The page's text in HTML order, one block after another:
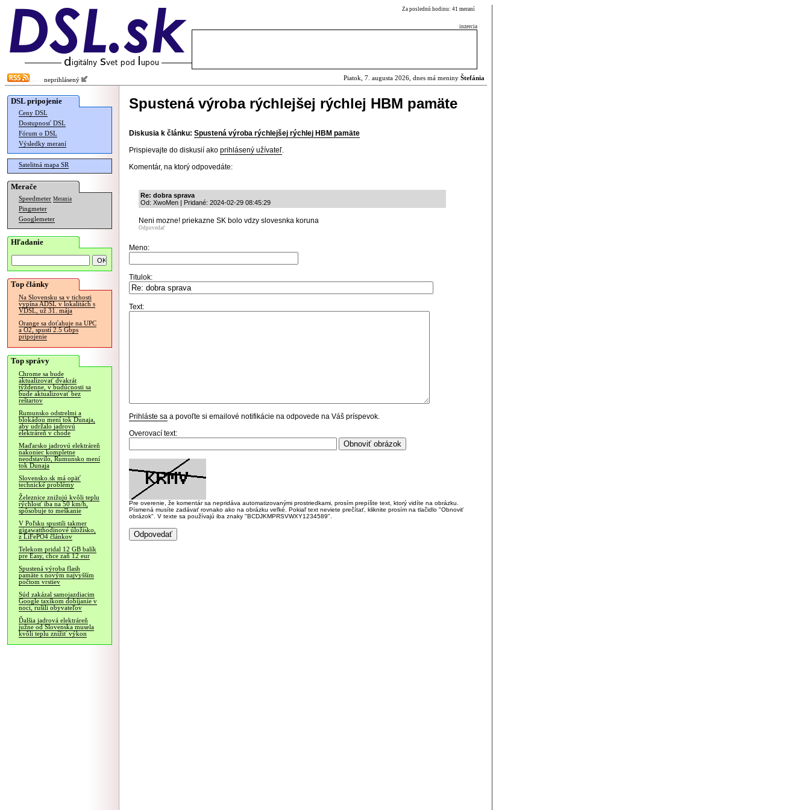
Za poslednú hodinu: 41 meraní
inzercia
neprihlásený Piatok, 7. augusta 2026, dnes má meniny Štefánia
DSL pripojenie
Ceny DSL
Dostupnosť DSL
Fórum o DSL
Výsledky meraní
Satelitná mapa SR
Merače
Speedmeter Merania
Pingmeter
Googlemeter
Hľadanie
Top články
Na Slovensku sa v tichosti
vypína ADSL v lokalitách s
VDSL, už 31. mája
Orange sa doťahuje na UPC
a O2, spustí 2.5 Gbps
pripojenie
Top správy
Chrome sa bude
aktualizovať dvakrát
týždenne, v budúcnosti sa
bude aktualizovať bez
reštartov
Rumunsko odstrelmi a
blokádou mení tok Dunaja,
aby udržalo jadrovú
elektráreň v chode
Maďarsko jadrovú elektráreň
nakoniec kompletne
neodstavilo, Rumunsko mení
tok Dunaja
Slovensko.sk má opäť
technické problémy
Železnice znižujú kvôli teplu
rýchlosť iba na 50 km/h,
spôsobuje to meškanie
V Poľsku spustili takmer
gigawatthodinové úložisko,
z LiFePO4 článkov
Telekom pridal 12 GB balík
pre Easy, chce zaň 12 eur
Spustená výroba flash
pamäte s novým najvyšším
počtom vrstiev
Súd zakázal samojazdiacim
Google taxíkom dobíjanie v
noci, rušili obyvateľov
Ďalšia jadrová elektráreň
južne od Slovenska musela
kvôli teplu znížiť výkon
Spustená výroba rýchlejšej rýchlej HBM pamäte
Diskusia k článku: Spustená výroba rýchlejšej rýchlej HBM pamäte
Prispievajte do diskusií ako prihlásený užívateľ.
Komentár, na ktorý odpovedáte:
Re: dobra sprava
Od: XwoMen | Pridané: 2024-02-29 08:45:29
Neni mozne! priekazne SK bolo vdzy slovesnka koruna
Odpovedať
Meno:
Titulok:
Text:
Prihláste sa a povoľte si emailové notifikácie na odpovede na Váš príspevok.
Overovací text:
Pre overenie, že komentár sa nepridáva automatizovanými prostriedkami, prosím prepíšte text, ktorý vidíte na obrázku.
Písmená musíte zadávať rovnako ako na obrázku veľké. Pokiaľ text neviete prečítať, kliknite prosím na tlačidlo "Obnoviť
obrázok". V texte sa používajú iba znaky "BCDJKMPRSVWXY1234589".